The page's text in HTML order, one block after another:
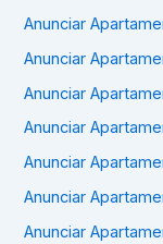
Anunciar
Anunciar
Anunciar
Anunciar
Anunciar
Anunciar
Anunciar